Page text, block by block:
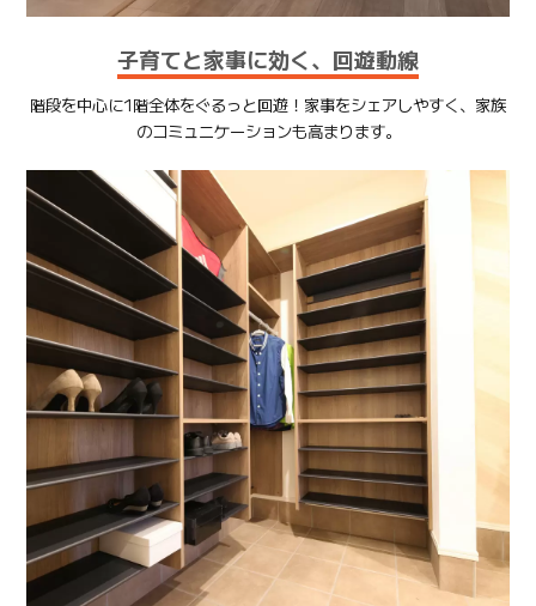
子育てと家事に効く、回遊動線
階段を中心に1階全体をぐるっと回遊！家事をシェアしやすく、家族
のコミュニケーションも高まります。